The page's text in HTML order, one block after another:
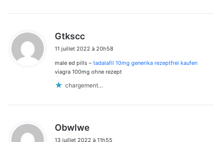
Gtkscc
t
:
11 juillet 2022 à 20h58
male ed pills – tadalafil 10mg generika rezeptfrei kaufen
viagra 100mg ohne rezept
chargement…
Obwlwe
13 juillet 2022 à 11h55